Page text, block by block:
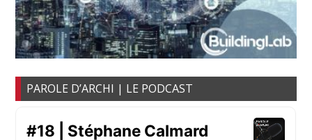
PAROLE D’ARCHI | LE PODCAST